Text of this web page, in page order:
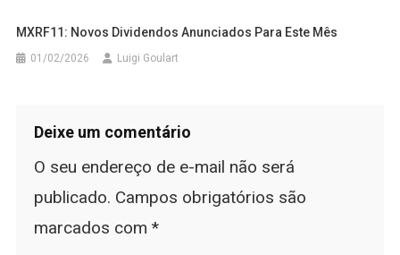
MXRF11: Novos Dividendos Anunciados Para Este Mês
01/02/2026 Luigi Goulart
Deixe um comentário
O seu endereço de e-mail não será
publicado. Campos obrigatórios são
marcados com *